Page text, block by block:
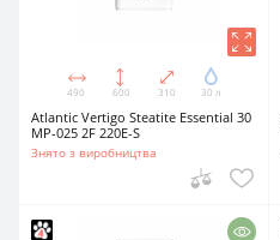
490 600 310 30 л
Atlantic Vertigo Steatite Essential 30
MP-025 2F 220E-S
Знято з виробництва